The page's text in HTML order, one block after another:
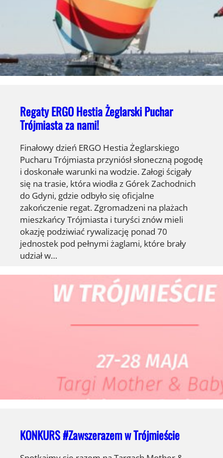
Regaty ERGO Hestia Żeglarski Puchar
Trójmiasta za nami!
Finałowy dzień ERGO Hestia Żeglarskiego
Pucharu Trójmiasta przyniósł słoneczną pogodę
i doskonałe warunki na wodzie. Załogi ścigały
się na trasie, która wiodła z Górek Zachodnich
do Gdyni, gdzie odbyło się oficjalne
zakończenie regat. Zgromadzeni na plażach
mieszkańcy Trójmiasta i turyści znów mieli
okazję podziwiać rywalizację ponad 70
jednostek pod pełnymi żaglami, które brały
udział w…
KONKURS #Zawszerazem w Trójmieście